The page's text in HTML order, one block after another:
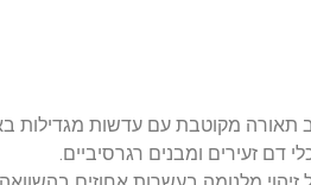
מקוטבת עם עדשות מגדילות